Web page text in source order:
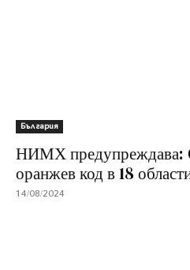
България
НИМХ предупреждава:
оранжев код в 18
14/08/2024